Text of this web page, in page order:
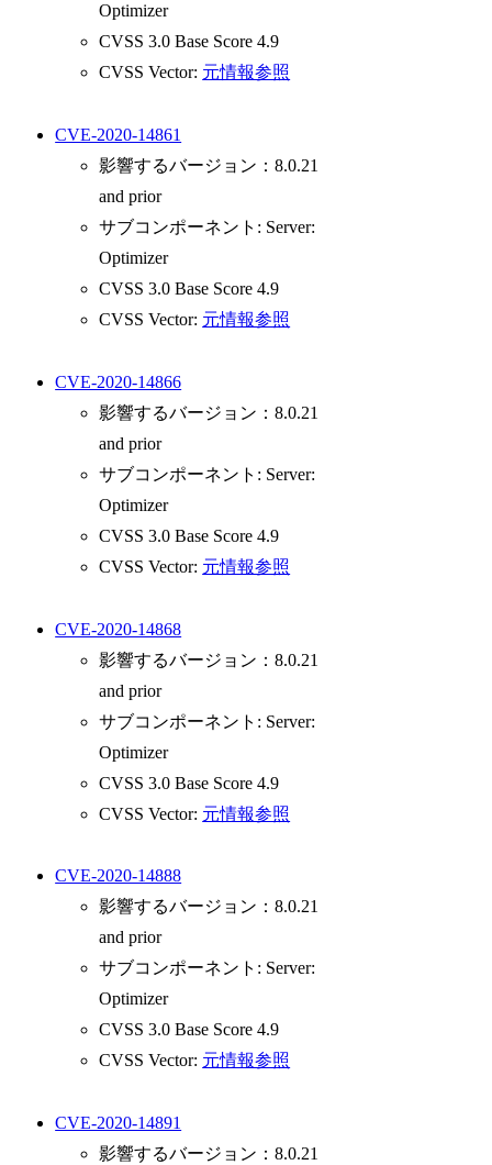
Optimizer
CVSS 3.0 Base Score 4.9
CVSS Vector: 元情報参照
CVE-2020-14861
影響するバージョン：8.0.21
and prior
サブコンポーネント: Server:
Optimizer
CVSS 3.0 Base Score 4.9
CVSS Vector: 元情報参照
CVE-2020-14866
影響するバージョン：8.0.21
and prior
サブコンポーネント: Server:
Optimizer
CVSS 3.0 Base Score 4.9
CVSS Vector: 元情報参照
CVE-2020-14868
影響するバージョン：8.0.21
and prior
サブコンポーネント: Server:
Optimizer
CVSS 3.0 Base Score 4.9
CVSS Vector: 元情報参照
CVE-2020-14888
影響するバージョン：8.0.21
and prior
サブコンポーネント: Server:
Optimizer
CVSS 3.0 Base Score 4.9
CVSS Vector: 元情報参照
CVE-2020-14891
影響するバージョン：8.0.21